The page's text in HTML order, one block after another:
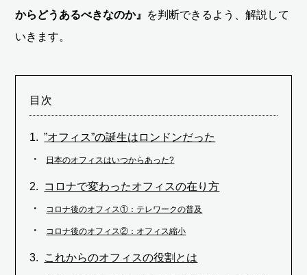
からどうあるべきなのか』 を判断できるよう、解説して
いきます。
目次
”オフィス”の誕生はロンドンだった
日本のオフィスはいつからあった?
コロナで変わったオフィスの在り方
コロナ後のオフィス①：テレワークの普及
コロナ後のオフィス②：オフィス縮小
これからのオフィスの役割とは